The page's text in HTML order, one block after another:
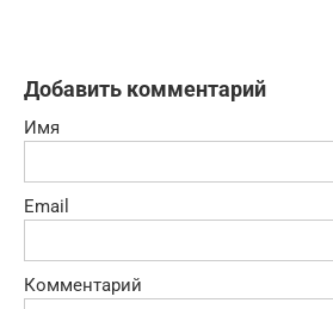
Добавить комментарий
Имя
Email
Комментарий